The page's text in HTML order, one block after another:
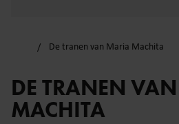
De tranen van Maria Machita
DE TRANEN
MACHITA